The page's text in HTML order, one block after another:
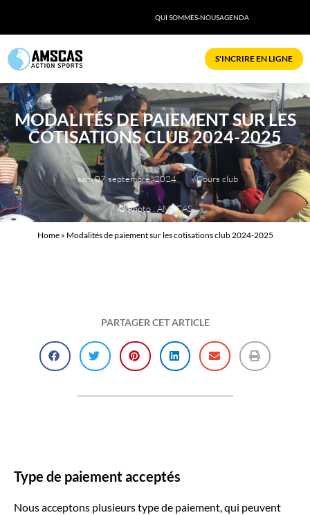
QUI SOMMES-NOUSAGENDA
S'INCRIRE EN LIGNE
MODALITÉS DE PAIEMENT SUR LES
COTISATIONS CLUB 2024-2025
sam 07 septembre, 2024 ,Cours club
© Photo : AMSCAS
Home» Modalités de paiement sur les cotisations club 2024-2025
PARTAGER CET ARTICLE
Type de paiement acceptés
Nous acceptons plusieurs type de paiement, qui peuvent